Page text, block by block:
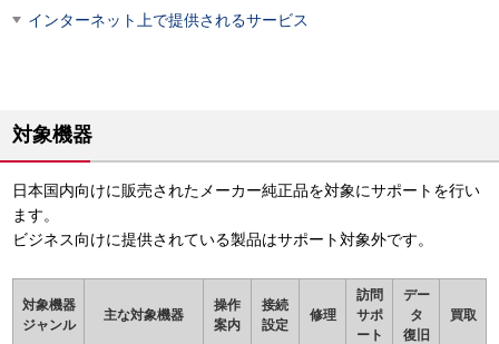
インターネット上で提供されるサービス
対象機器
日本国内向けに販売されたメーカー純正品を対象にサポートを行い
ます。
ビジネス向けに提供されている製品はサポート対象外です。
対象機器
ジャンル
主な対象機器
操作
案内
接続
設定
修理
訪問
サポ
ート
デー
タ
復旧
買取